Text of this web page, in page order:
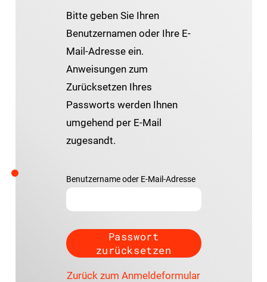
Bitte geben Sie Ihren
Benutzernamen oder Ihre E-
Mail-Adresse ein.
Anweisungen zum
Zurücksetzen Ihres
Passworts werden Ihnen
umgehend per E-Mail
zugesandt.
Benutzername oder E-Mail-Adresse
Zurück zum Anmeldeformular